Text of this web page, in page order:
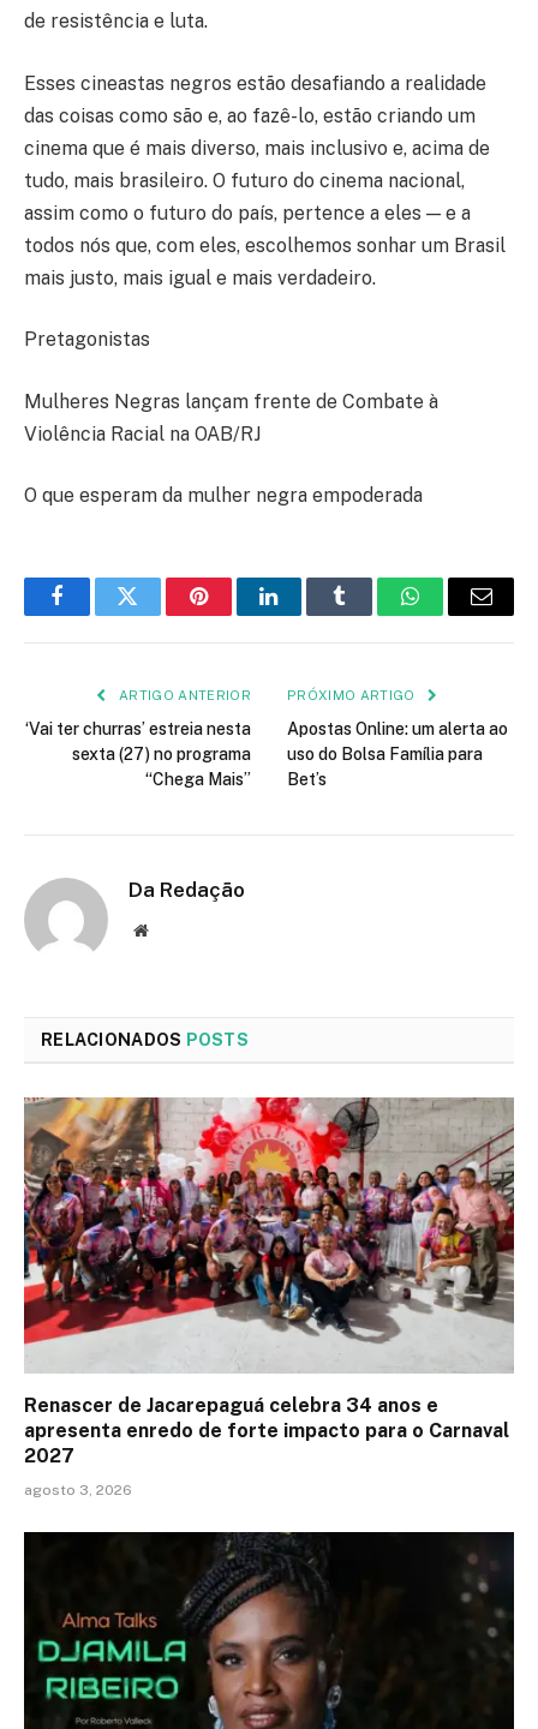
de resistência e luta.
Esses cineastas negros estão desafiando a realidade
das coisas como são e, ao fazê-lo, estão criando um
cinema que é mais diverso, mais inclusivo e, acima de
tudo, mais brasileiro. O futuro do cinema nacional,
assim como o futuro do país, pertence a eles — e a
todos nós que, com eles, escolhemos sonhar um Brasil
mais justo, mais igual e mais verdadeiro.
Pretagonistas
Mulheres Negras lançam frente de Combate à
Violência Racial na OAB/RJ
O que esperam da mulher negra empoderada
FacebookTwitter PinterestLinkedInTumblr WhatsApp
E-
ARTIGO ANTERIOR
‘Vai ter churras’ estreia nesta
sexta (27) no programa
“Chega Mais”
PRÓXIMO ARTIGO
Apostas Online: um alerta ao
uso do Bolsa Família para
Bet’s
Da Redação
Site
RELACIONADOS POSTS
Renascer de Jacarepaguá celebra 34 anos e
apresenta enredo de forte impacto para o Carnaval
2027
agosto 3, 2026